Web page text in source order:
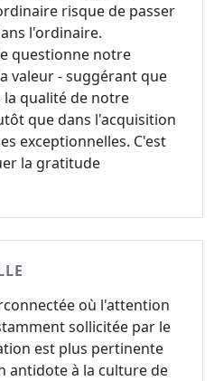
risque de passer
l'ordinaire.
questionne notre
valeur - suggérant que
qualité de notre
que dans l'acquisition
exceptionnelles. C'est
la gratitude
où l'attention
sollicitée par le
est plus pertinente
antidote à la culture de